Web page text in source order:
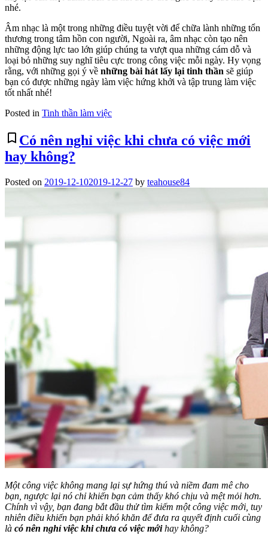
nhé.
Âm nhạc là một trong những điều tuyệt vời để chữa lành những tổn
thương trong tâm hồn con người, Ngoài ra, âm nhạc còn tạo nên
những động lực tao lớn giúp chúng ta vượt qua những cám dỗ và
loại bỏ những suy nghĩ tiêu cực trong công việc mỗi ngày. Hy vọng
rằng, với những gọi ý về những bài hát lấy lại tinh thần sẽ giúp
bạn có được những ngày làm việc hứng khởi và tập trung làm việc
tốt nhất nhé!
Posted in Tinh thần làm việc
bookmark_border Có nên nghỉ việc khi chưa có việc mới
hay không?
Posted on 2019-12-102019-12-27 by teahouse84
Một công việc không mang lại sự hứng thú và niềm đam mê cho
bạn, ngược lại nó chỉ khiến bạn cảm thấy khó chịu và mệt mỏi hơn.
Chính vì vậy, bạn đang bắt đầu thử tìm kiếm một công việc mới, tuy
nhiên điều khiến bạn phải khó khăn để đưa ra quyết định cuối cùng
là có nên nghỉ việc khi chưa có việc mớihay không?